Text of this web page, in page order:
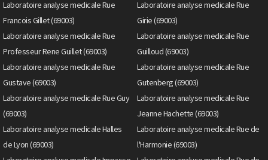
Laboratoire analyse medicale Rue
Francois Gillet (69003)
Laboratoire analyse medicale Rue
Girie (69003)
Laboratoire analyse medicale Rue
Professeur Rene Guillet (69003)
Laboratoire analyse medicale Rue
Guilloud (69003)
Laboratoire analyse medicale Rue
Gustave (69003)
Laboratoire analyse medicale Rue
Gutenberg (69003)
Laboratoire analyse medicale Rue Guy
(69003)
Laboratoire analyse medicale Rue
Jeanne Hachette (69003)
Laboratoire analyse medicale Halles
de Lyon (69003)
Laboratoire analyse medicale Rue de
l'Harmonie (69003)